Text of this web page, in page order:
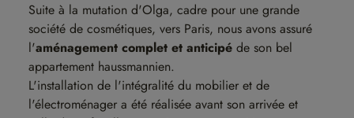
Suite à la mutation d'Olga, cadre pour une grande
société de cosmétiques, vers Paris, nous avons assuré
l'aménagement complet et anticipé de son bel
appartement haussmannien.
L'installation de l'intégralité du mobilier et de
l'électroménager a été réalisée avant son arrivée et